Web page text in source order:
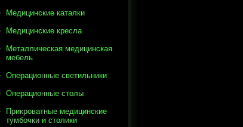
Медицинские каталки
Медицинские кресла
Металлическая медицинская
мебель
Операционные светильники
Операционные столы
Прикроватные медицинские
тумбочки и столики